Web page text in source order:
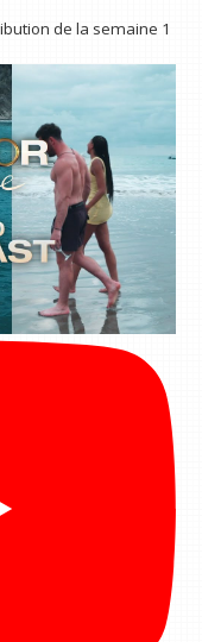
de la semaine 1